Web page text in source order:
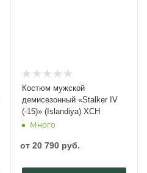
Костюм мужской
демисезонный «Stalker IV
(-15)» (Islandiya) ХСН
Много
от 20 790 руб.